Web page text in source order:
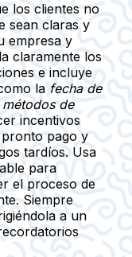
los clientes no
sean claras y
empresa y
claramente los
e incluye
la fecha de
de
incentivos
pago y
tardíos. Usa
para
el proceso de
Siempre
a un